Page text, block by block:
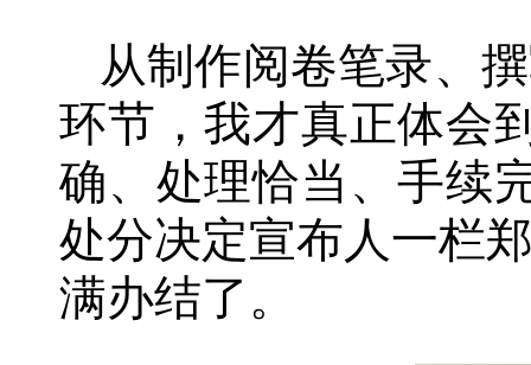
从制作阅卷笔录、
环节，我才真正体会
确、处理恰当、手续
处分决定宣布人一栏
满办结了。